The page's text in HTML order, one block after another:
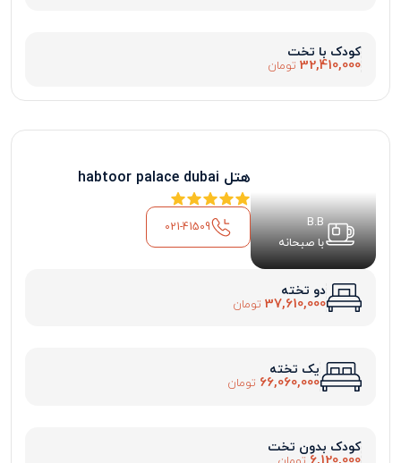
کودک با تخت
32,410,000 تومان
B.B
با صبحانه
هتل habtoor palace dubai
021-41509
دو تخته
37,610,000 تومان
یک تخته
66,060,000 تومان
کودک بدون تخت